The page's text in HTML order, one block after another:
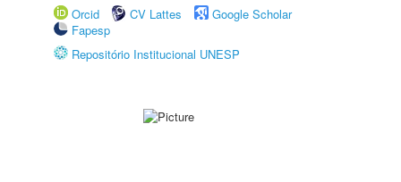
Orcid
CV Lattes
Google Scholar
Fapesp
Repositório Institucional UNESP